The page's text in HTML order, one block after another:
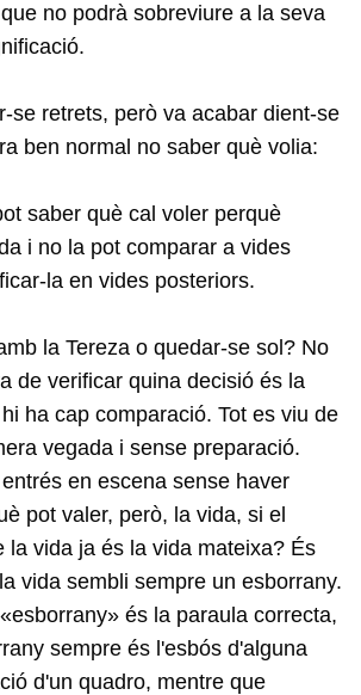
no podrà sobreviure a la seva
se retrets, però va acabar dient-se
ben normal no saber què volia:
saber què cal voler perquè
i no la pot comparar a vides
la en vides posteriors.
la Tereza o quedar-se sol? No
de verificar quina decisió és la
ha cap comparació. Tot es viu de
vegada i sense preparació.
en escena sense haver
pot valer, però, la vida, si el
la vida ja és la vida mateixa? És
vida sembli sempre un esborrany.
és la paraula correcta,
sempre és l'esbós d'alguna
d'un quadro, mentre que